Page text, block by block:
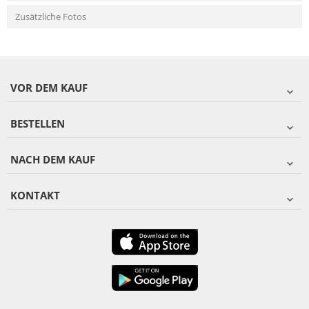
Zusätzliche Fotos
VOR DEM KAUF
BESTELLEN
NACH DEM KAUF
KONTAKT